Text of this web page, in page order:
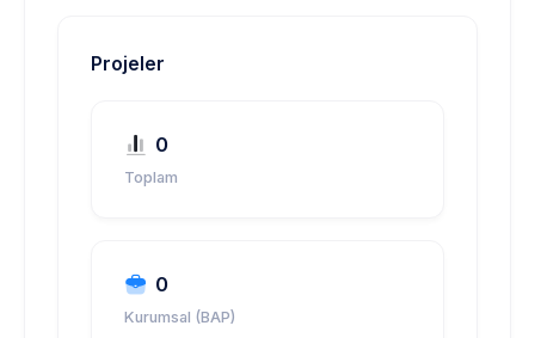
Projeler
0
Toplam
0
Kurumsal (BAP)